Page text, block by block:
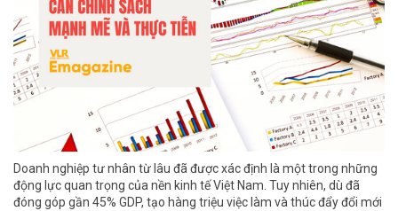
Doanh nghiệp tư nhân từ lâu đã được xác định là một trong những
động lực quan trọng của nền kinh tế Việt Nam. Tuy nhiên, dù đã
đóng góp gần 45% GDP, tạo hàng triệu việc làm và thúc đẩy đổi mới